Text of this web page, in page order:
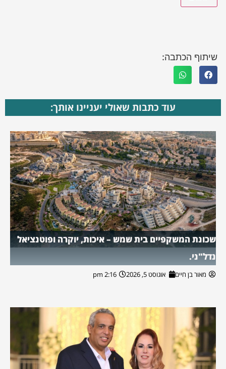
שיתוף הכתבה:
עוד כתבות שאולי יעניינו אותך:
שכונת המשקפיים בית שמש – איכות, יוקרה ופוטנציאל
נדל"ני.
מאור בן חיים אוגוסט 5, 2026 2:16 pm